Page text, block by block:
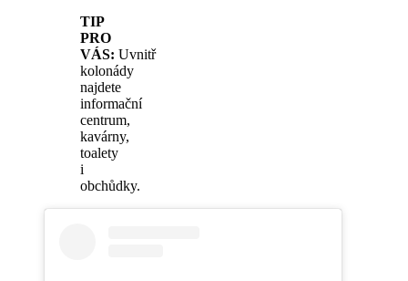
TIP
PRO
VÁS: Uvnitř
kolonády
najdete
informační
centrum,
kavárny,
toalety
i
obchůdky.